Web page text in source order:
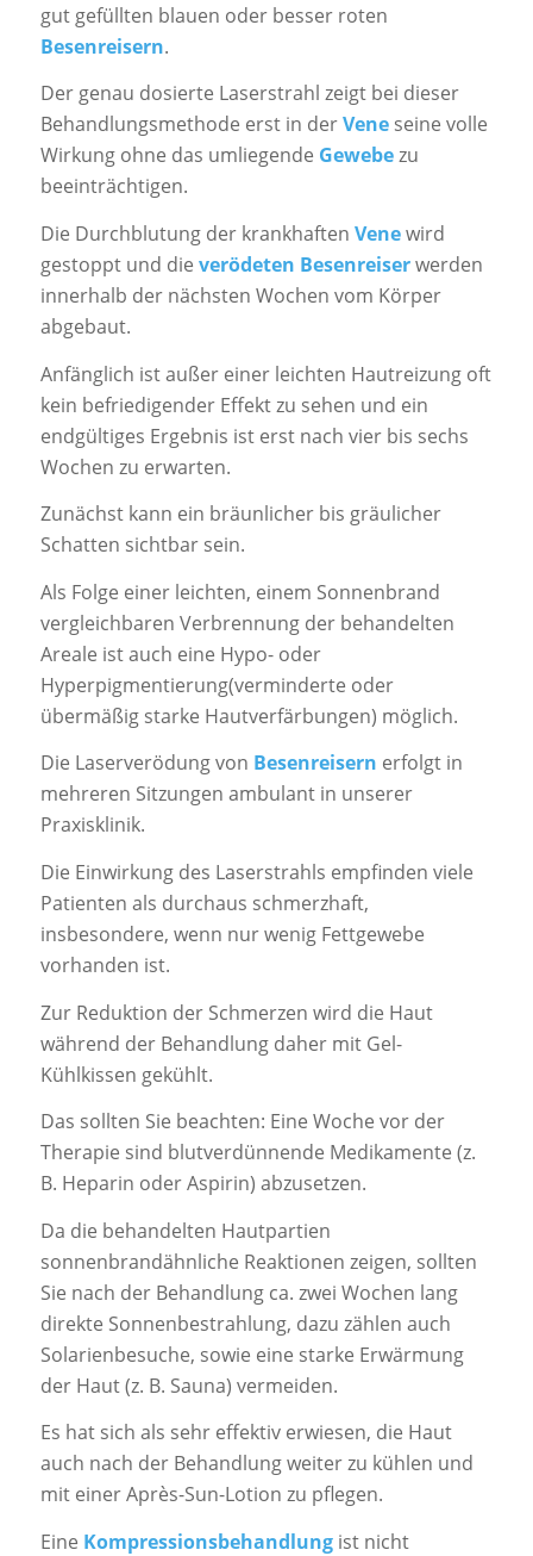
gut gefüllten blauen oder besser roten
Besenreisern.
Der genau dosierte Laserstrahl zeigt bei dieser
Behandlungsmethode erst in derVeneseine volle
Wirkung ohne das umliegende Gewebezu
beeinträchtigen.
Die Durchblutung der krankhaften Venewird
gestoppt und die verödeten Besenreiserwerden
innerhalb der nächsten Wochen vom Körper
abgebaut.
Anfänglich ist außer einer leichten Hautreizung oft
kein befriedigender Effekt zu sehen und ein
endgültiges Ergebnis ist erst nach vier bis sechs
Wochen zu erwarten.
Zunächst kann ein bräunlicher bis gräulicher
Schatten sichtbar sein.
Als Folge einer leichten, einem Sonnenbrand
vergleichbaren Verbrennung der behandelten
Areale ist auch eine Hypo- oder
Hyperpigmentierung(verminderte oder
übermäßig starke Hautverfärbungen) möglich.
Die Laserverödung von Besenreisern erfolgt in
mehreren Sitzungen ambulant in unserer
Praxisklinik.
Die Einwirkung des Laserstrahls empfinden viele
Patienten als durchaus schmerzhaft,
insbesondere, wenn nur wenig Fettgewebe
vorhanden ist.
Zur Reduktion der Schmerzen wird die Haut
während der Behandlung daher mit Gel-
Kühlkissen gekühlt.
Das sollten Sie beachten: Eine Woche vor der
Therapie sind blutverdünnende Medikamente (z.
B. Heparin oder Aspirin) abzusetzen.
Da die behandelten Hautpartien
sonnenbrandähnliche Reaktionen zeigen, sollten
Sie nach der Behandlung ca. zwei Wochen lang
direkte Sonnenbestrahlung, dazu zählen auch
Solarienbesuche, sowie eine starke Erwärmung
der Haut (z. B. Sauna) vermeiden.
Es hat sich als sehr effektiv erwiesen, die Haut
auch nach der Behandlung weiter zu kühlen und
mit einer Après-Sun-Lotion zu pflegen.
Eine Kompressionsbehandlungist nicht